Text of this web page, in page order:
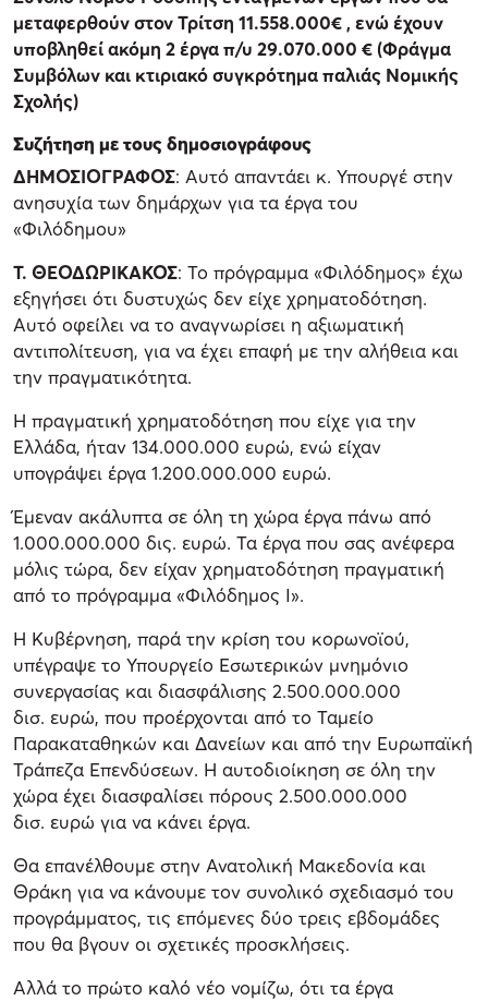
μεταφερθούν στον Τρίτση 11.558.000€ , ενώ έχουν
υποβληθεί ακόμη 2 έργα π/υ 29.070.000 € (Φράγμα
Συμβόλων και κτιριακό συγκρότημα παλιάς Νομικής
Σχολής)
Συζήτηση με τους δημοσιογράφους
ΔΗΜΟΣΙΟΓΡΑΦΟΣ: Αυτό απαντάει κ. Υπουργέ στην
ανησυχία των δημάρχων για τα έργα του
«Φιλόδημου»
Τ. ΘΕΟΔΩΡΙΚΑΚΟΣ: Το πρόγραμμα «Φιλόδημος» έχω
εξηγήσει ότι δυστυχώς δεν είχε χρηματοδότηση.
Αυτό οφείλει να το αναγνωρίσει η αξιωματική
αντιπολίτευση, για να έχει επαφή με την αλήθεια και
την πραγματικότητα.
Η πραγματική χρηματοδότηση που είχε για την
Ελλάδα, ήταν 134.000.000 ευρώ, ενώ είχαν
υπογράψει έργα 1.200.000.000 ευρώ.
Έμεναν ακάλυπτα σε όλη τη χώρα έργα πάνω από
1.000.000.000 δις. ευρώ. Τα έργα που σας ανέφερα
μόλις τώρα, δεν είχαν χρηματοδότηση πραγματική
από το πρόγραμμα «Φιλόδημος Ι».
Η Κυβέρνηση, παρά την κρίση του κορωνοϊού,
υπέγραψε το Υπουργείο Εσωτερικών μνημόνιο
συνεργασίας και διασφάλισης 2.500.000.000
δισ. ευρώ, που προέρχονται από το Ταμείο
Παρακαταθηκών και Δανείων και από την Ευρωπαϊκή
Τράπεζα Επενδύσεων. Η αυτοδιοίκηση σε όλη την
χώρα έχει διασφαλίσει πόρους 2.500.000.000
δισ. ευρώ για να κάνει έργα.
Θα επανέλθουμε στην Ανατολική Μακεδονία και
Θράκη για να κάνουμε τον συνολικό σχεδιασμό του
προγράμματος, τις επόμενες δύο τρεις εβδομάδες
που θα βγουν οι σχετικές προσκλήσεις.
Αλλά το πρώτο καλό νέο νομίζω, ότι τα έργα